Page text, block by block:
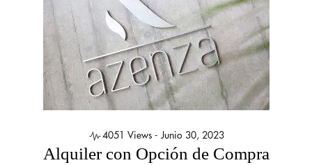
4051 Views - Junio 30, 2023
Alquiler con Opción de Compra